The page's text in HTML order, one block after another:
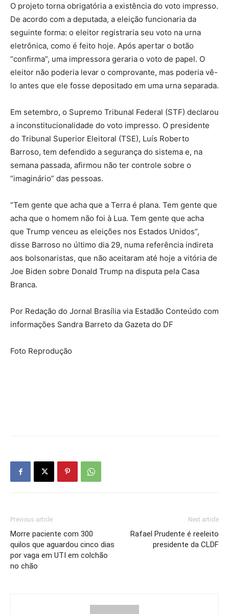
O projeto torna obrigatória a existência do voto impresso.
De acordo com a deputada, a eleição funcionaria da
seguinte forma: o eleitor registraria seu voto na urna
eletrônica, como é feito hoje. Após apertar o botão
“confirma”, uma impressora geraria o voto de papel. O
eleitor não poderia levar o comprovante, mas poderia vê-
lo antes que ele fosse depositado em uma urna separada.
Em setembro, o Supremo Tribunal Federal (STF) declarou
a inconstitucionalidade do voto impresso. O presidente
do Tribunal Superior Eleitoral (TSE), Luís Roberto
Barroso, tem defendido a segurança do sistema e, na
semana passada, afirmou não ter controle sobre o
“imaginário” das pessoas.
“Tem gente que acha que a Terra é plana. Tem gente que
acha que o homem não foi à Lua. Tem gente que acha
que Trump venceu as eleições nos Estados Unidos”,
disse Barroso no último dia 29, numa referência indireta
aos bolsonaristas, que não aceitaram até hoje a vitória de
Joe Biden sobre Donald Trump na disputa pela Casa
Branca.
Por Redação do Jornal Brasília via Estadão Conteúdo com
informações Sandra Barreto da Gazeta do DF
Foto Reprodução
Previous article
Morre paciente com 300
quilos que aguardou cinco dias
por vaga em UTI em colchão
no chão
Next article
Rafael Prudente é reeleito
presidente da CLDF